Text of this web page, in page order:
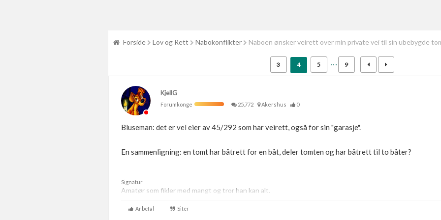
Forside Lov og Rett Nabokonflikter Naboen ønsker veirett over min private vei til sin ubebygde
3 4 5 9
KjellG
Forumkonge
25,772 Akershus 0
Bluseman: det er vel eier av 45/292 som har veirett, også for sin "garasje".
En sammenligning: en tomt har båtrett for en båt, deler tomten og har båtrett til to båter?
Signatur
Amatør som fikler med mangt og tror han kan alt.
Anbefal Siter